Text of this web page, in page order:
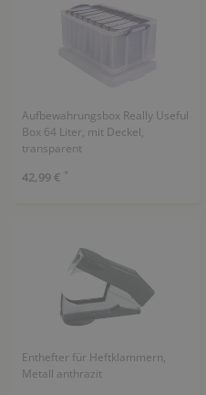
Aufbewahrungsbox Really Useful
Box 64 Liter, mit Deckel,
transparent
42,99 € *
Enthefter für Heftklammern,
Metall anthrazit